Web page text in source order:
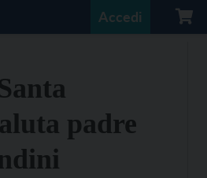
Accedi
padre